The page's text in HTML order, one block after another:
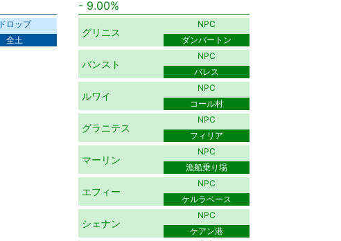
9.00%
ドロップ
全土
グリニス
NPC
ダンバートン
バンスト
NPC
バレス
ルワイ
NPC
コール村
グラニテス
NPC
フィリア
マーリン
NPC
漁船乗り場
エフィー
NPC
ケルラベース
シェナン
NPC
ケアン港